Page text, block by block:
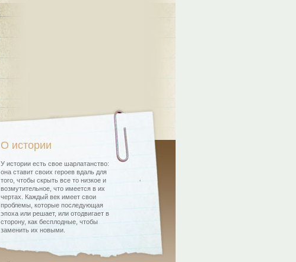
О истории
У истории есть свое шарлатанство:
она ставит своих героев вдаль для
того, чтобы скрыть все то низкое и
возмутительное, что имеется в их
чертах. Каждый век имеет свои
проблемы, которые последующая
эпоха или решает, или отодвигает в
сторону, как бесплодные, чтобы
заменить их новыми.